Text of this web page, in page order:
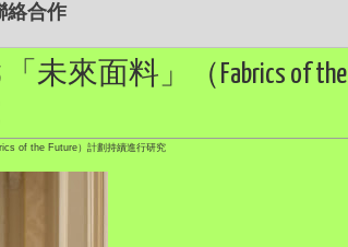
絡合作
「未來面料」（Fabrics of the
of the Future）計劃持續進行研究